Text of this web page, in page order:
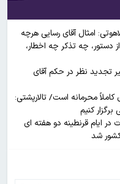
امثال آقای رسایی هرچه
دستور، چه تذکر چه اخطار،
تجدید نظر در حکم آقای
کاملاً محرمانه است/ تالارپشتی:
کنیم
در ایام قرنطینه دو هفته ای
کشور شد